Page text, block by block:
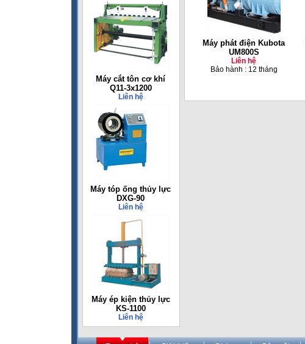
Máy cắt tôn cơ khí
Q11-3x1200
Liên hệ
Máy tóp ống thủy lực
DXG-90
Liên hệ
Máy ép kiện thủy lực
KS-1100
Liên hệ
Máy phát điện Kubota
UM800S
Liên hệ
Bảo hành : 12 tháng